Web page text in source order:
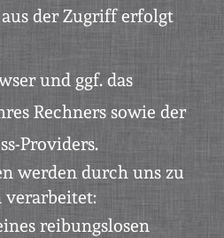
der Zugriff erfolgt
und ggf. das
Rechners sowie der
Providers.
werden durch uns zu
verarbeitet:
reibungslosen